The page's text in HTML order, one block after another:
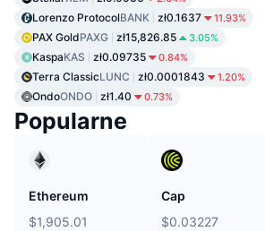
Lorenzo ProtocolBANK zł0.1637 11.93%
PAX GoldPAXG zł15,826.85 3.05%
KaspaKAS zł0.09735 0.84%
Terra ClassicLUNC zł0.0001843 1.20%
OndoONDO zł1.40 0.73%
Popularne
Ethereum
$1,905.01
Cap
$0.03227